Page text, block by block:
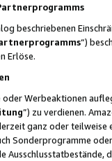
beschriebenen
“)
Erlöse.
Werbeaktionen
”) zu verdienen.
ganz oder
Sonderprogramme